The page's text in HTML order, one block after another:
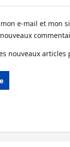
e-mail et mon
nouveaux articles